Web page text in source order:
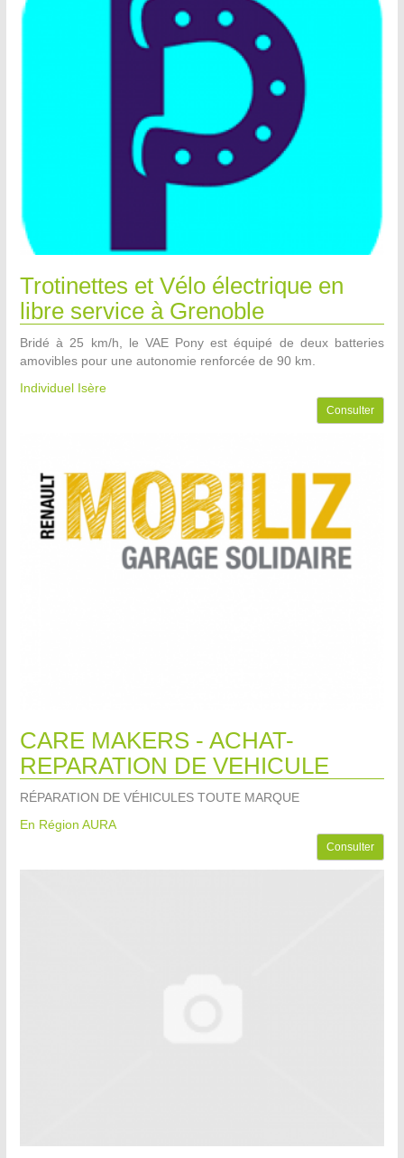
Trotinettes et Vélo électrique en
libre service à Grenoble
Bridé à 25 km/h, le VAE Pony est équipé de deux batteries
amovibles pour une autonomie renforcée de 90 km.
Individuel Isère
Consulter
CARE MAKERS - ACHAT-
REPARATION DE VEHICULE
RÉPARATION DE VÉHICULES TOUTE MARQUE
En Région AURA
Consulter